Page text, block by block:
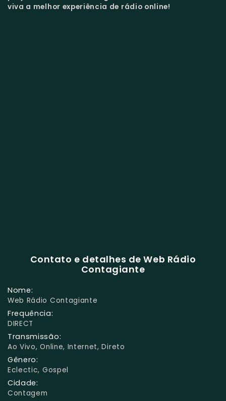
viva a melhor experiência de rádio online!
Contato e detalhes de Web Rádio
Contagiante
Nome:
Web Rádio Contagiante
Frequência:
DIRECT
Transmissão:
Ao Vivo, Online, Internet, Direto
Gênero:
Eclectic, Gospel
Cidade:
Contagem